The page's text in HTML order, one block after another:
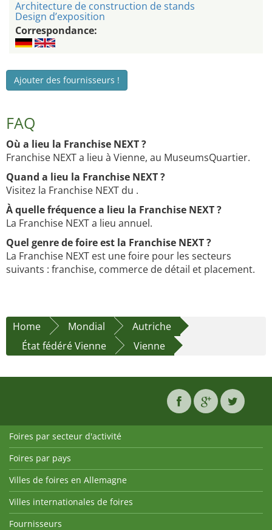
Architecture de construction de stands
Design d’exposition
Correspondance:
Ajouter des fournisseurs !
FAQ
Où a lieu la Franchise NEXT ?
Franchise NEXT a lieu à Vienne, au MuseumsQuartier.
Quand a lieu la Franchise NEXT ?
Visitez la Franchise NEXT du .
À quelle fréquence a lieu la Franchise NEXT ?
La Franchise NEXT a lieu annuel.
Quel genre de foire est la Franchise NEXT ?
La Franchise NEXT est une foire pour les secteurs
suivants : franchise, commerce de détail et placement.
Home Mondial
Autriche
État fédéré Vienne
Vienne
Foires par secteur d'activité
Foires par pays
Villes de foires en Allemagne
Villes internationales de foires
Fournisseurs